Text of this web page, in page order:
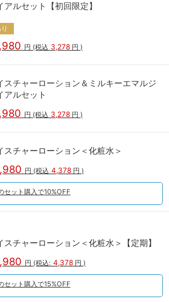
アルセット【初回限定】
円 (税込 3,278 円 )
スチャーローション＆ミルキーエマルジ
アルセット
円 (税込 3,278 円 )
スチャーローション＜化粧水＞
円 (税込 4,378 円 )
セット購入で10%OFF
スチャーローション＜化粧水＞【定期】
円 (税込: 4,378 円 )
セット購入で15%OFF